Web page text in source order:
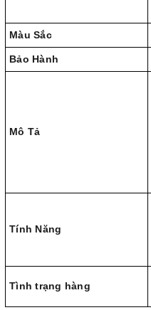
Màu Sắc
Bảo Hành
Mô Tả
Tính Năng
Tình trạng hàng